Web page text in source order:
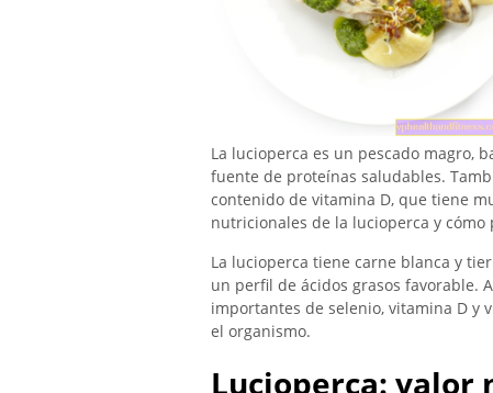
La lucioperca es un pescado magro,
fuente de proteínas saludables.
contenido de vitamina D, que tiene
nutricionales de la lucioperca y
La lucioperca tiene carne blanca y
un perfil de ácidos grasos favorable.
importantes de selenio, vitamina D y
el organismo.
Lucioperca: valor